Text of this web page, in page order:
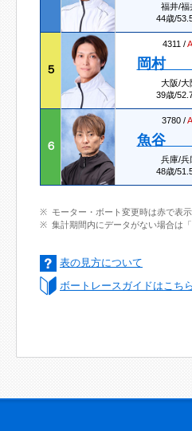
福井/福
44歳/
５
4311 /
岡
大阪/大
39歳/
６
3780 /
魚谷
兵庫/兵
48歳/
モーター・ボート変更時は赤で表示
集計期間内にデータがない場合は
表の見方について
ボートレースガイドはこちら